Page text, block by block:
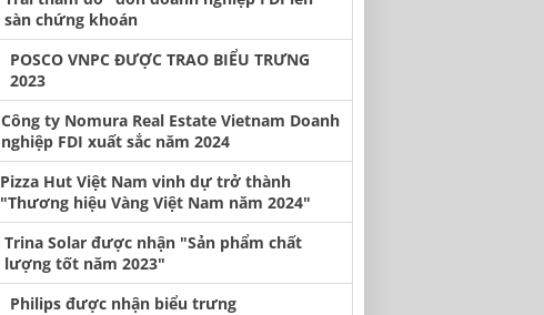
sàn chứng khoán
POSCO VNPC ĐƯỢC TRAO BIỂU TRƯNG
2023
Công ty Nomura Real Estate Vietnam Doanh
nghiệp FDI xuất sắc năm 2024
Pizza Hut Việt Nam vinh dự trở thành
"Thương hiệu Vàng Việt Nam năm 2024"
Trina Solar được nhận "Sản phẩm chất
lượng tốt năm 2023"
Philips được nhận biểu trưng